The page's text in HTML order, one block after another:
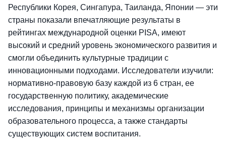
Республики Корея, Сингапура, Таиланда, Японии — эти
страны показали впечатляющие результаты в
рейтингах международной оценки PISA, имеют
высокий и средний уровень экономического развития и
смогли объединить культурные традиции с
инновационными подходами. Исследователи изучили:
нормативно-правовую базу каждой из 6 стран, ее
государственную политику, академические
исследования, принципы и механизмы организации
образовательного процесса, а также стандарты
существующих систем воспитания.